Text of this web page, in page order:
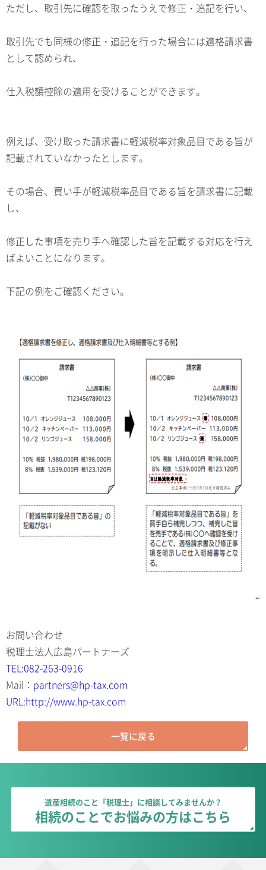
ただし、取引先に確認を取ったうえで修正・追記を行い、
取引先でも同様の修正・追記を行った場合には適格請求書
として認められ、
仕入税額控除の適用を受けることができます。
例えば、受け取った請求書に軽減税率対象品目である旨が
記載されていなかったとします。
その場合、買い手が軽減税率品目である旨を請求書に記載
し、
修正した事項を売り手へ確認した旨を記載する対応を行え
ばよいことになります。
下記の例をご確認ください。
お問い合わせ
税理士法人広島パートナーズ
TEL:082-263-0916
Mail： partners@hp-tax.com
URL:http://www.hp-tax.com
一覧に戻る
遺産相続のこと「税理士」に相談してみませんか？
相続のことでお悩みの方はこちら